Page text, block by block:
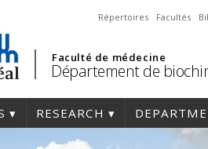
Répertoires Facultés
Faculté de médecine
Département de
RESEARCH